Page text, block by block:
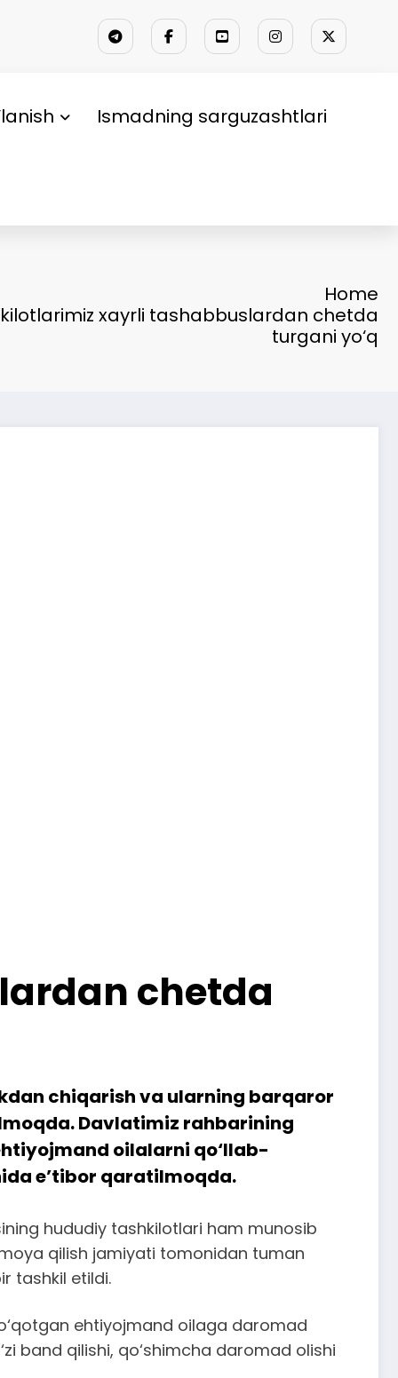
Ismadning sarguzashtlari
Home
xayrli tashabbuslardan chetda
turgani yo‘q
chetda
chiqarish va ularning barqaror
Davlatimiz rahbarining
oilalarni qo‘llab-
e’tibor qaratilmoqda.
hududiy tashkilotlari ham munosib
qilish jamiyati tomonidan tuman
tashkil etildi.
ehtiyojmand oilaga daromad
band qilishi, qo‘shimcha daromad olishi